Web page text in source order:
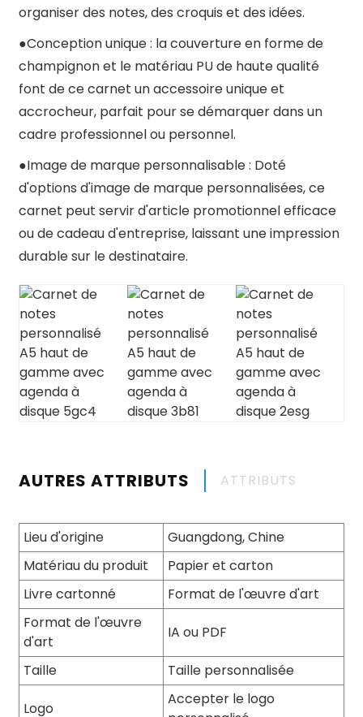
organiser des notes, des croquis et des idées.
●Conception unique : la couverture en forme de
champignon et le matériau PU de haute qualité
font de ce carnet un accessoire unique et
accrocheur, parfait pour se démarquer dans un
cadre professionnel ou personnel.
●Image de marque personnalisable : Doté
d'options d'image de marque personnalisées, ce
carnet peut servir d'article promotionnel efficace
ou de cadeau d'entreprise, laissant une impression
durable sur le destinataire.
AUTRES ATTRIBUTS ATTRIBUTS
Lieu d'origine
Guangdong, Chine
Matériau du produit
Papier et carton
Livre cartonné
Format de l'œuvre d'art
Format de l'œuvre
d'art
IA ou PDF
Taille Taille personnalisée
Logo
Accepter le logo